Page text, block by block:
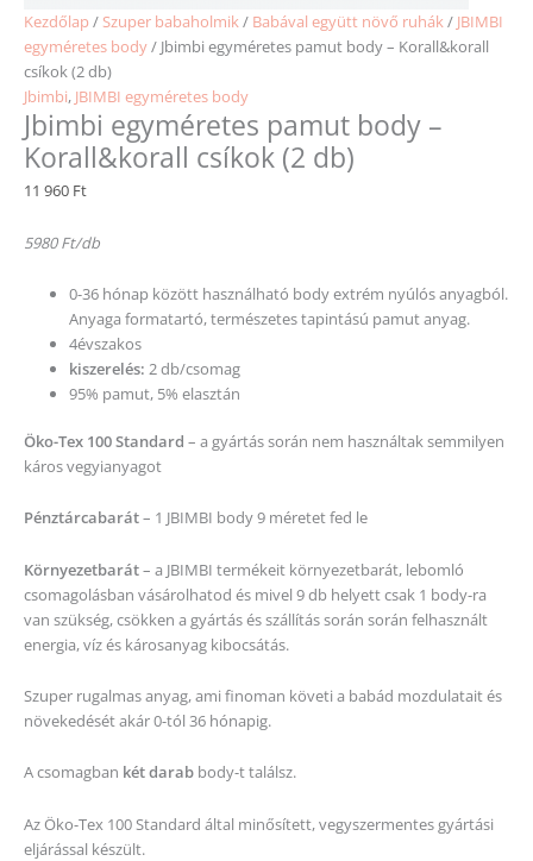
Kezdőlap / Szuper babaholmik/ Babával együtt növő ruhák/ JBIMBI
egyméretes body/ Jbimbi egyméretes pamut body – Korall&korall
csíkok (2 db)
Jbimbi, JBIMBI egyméretes body
Jbimbi egyméretes pamut body –
Korall&korall csíkok (2 db)
11 960 Ft
5980 Ft/db
0-36 hónap között használható body extrém nyúlós anyagból.
Anyaga formatartó, természetes tapintású pamut anyag.
4évszakos
kiszerelés: 2 db/csomag
95% pamut, 5% elasztán
Öko-Tex 100 Standard – a gyártás során nem használtak semmilyen
káros vegyianyagot
Pénztárcabarát– 1 JBIMBI body 9 méretet fed le
Környezetbarát– a JBIMBI termékeit környezetbarát, lebomló
csomagolásban vásárolhatod és mivel 9 db helyett csak 1 body-ra
van szükség, csökken a gyártás és szállítás során során felhasznált
energia, víz és károsanyag kibocsátás.
Szuper rugalmas anyag, ami finoman követi a babád mozdulatait és
növekedését akár 0-tól 36 hónapig.
A csomagban két darab body-t találsz.
Az Öko-Tex 100 Standard által minősített, vegyszermentes gyártási
eljárással készült.